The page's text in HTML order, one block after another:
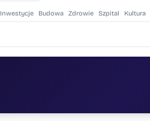
Inwestycje Budowa Zdrowie Szpital Kultura